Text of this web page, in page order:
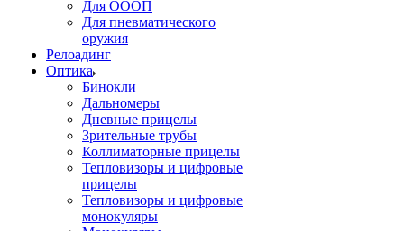
Для ОООП
Для пневматического
оружия
Релоадинг
Оптика
Бинокли
Дальномеры
Дневные прицелы
Зрительные трубы
Коллиматорные прицелы
Тепловизоры и цифровые
прицелы
Тепловизоры и цифровые
монокуляры